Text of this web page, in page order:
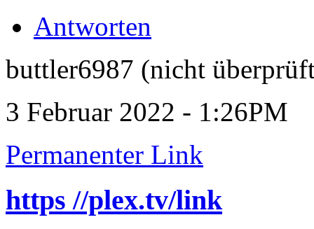
Antworten
buttler6987 (nicht
3 Februar 2022 - 1:26PM
Permanenter Link
https //plex.tv/link